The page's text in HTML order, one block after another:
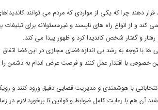
دهند چرا که یکی از مواردی که مردم می توانند
و از انواع راه های ناپسند و غیرمسئولانه برای تبلیغات
رفتار و گفتار شخص کاندیدا کرد و ظهور پیدا می کند.
ها با توجه به رشد بی اندازه فضای مجازی در این فضا اتفاق
خصوص با اقتدار عمل کنند و فرصت عرض اندام به دشمن را
با هوشمندی و مدیریت قضایی دقیق ورود کنند و
آن هم با رعایت کامل ضوابط و قوانین تا برخورد لازم در